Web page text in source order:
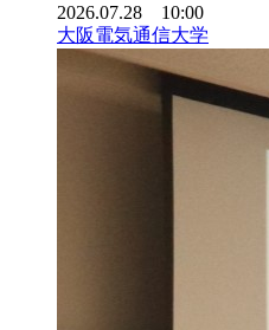
2026.07.28 10:00
大阪電気通信大学